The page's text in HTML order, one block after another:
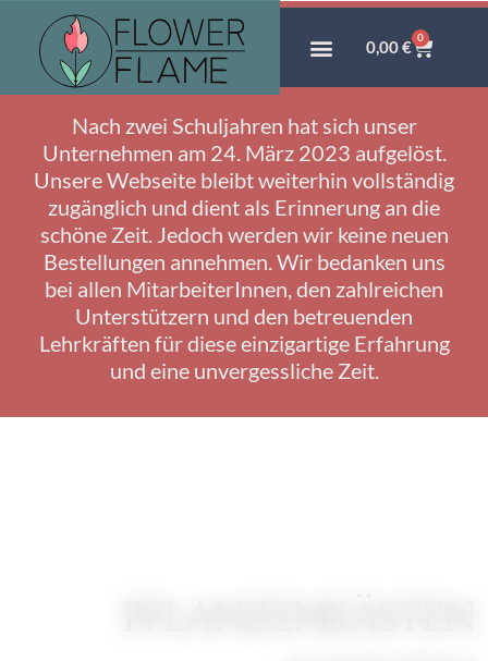
0,00€
0
Nach zwei Schuljahren hat sich unser
Unternehmen am 24. März 2023 aufgelöst.
Unsere Webseite bleibt weiterhin vollständig
zugänglich und dient als Erinnerung an die
schöne Zeit. Jedoch werden wir keine neuen
Bestellungen annehmen. Wir bedanken uns
bei allen MitarbeiterInnen, den zahlreichen
Unterstützern und den betreuenden
Lehrkräften für diese einzigartige Erfahrung
und eine unvergessliche Zeit.